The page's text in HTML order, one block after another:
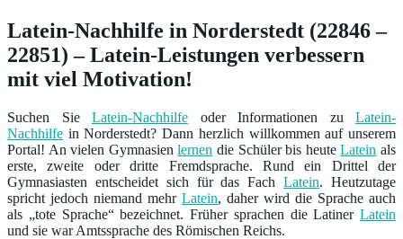
Latein-Nachhilfe in Norderstedt (22846 –
22851) – Latein-Leistungen verbessern
mit viel Motivation!
Suchen Sie Latein-Nachhilfe oder Informationen zu Latein-
Nachhilfe in Norderstedt? Dann herzlich willkommen auf unserem
Portal! An vielen Gymnasienlernen die Schüler bis heuteLatein als
erste, zweite oder dritte Fremdsprache. Rund ein Drittel der
Gymnasiasten entscheidet sich für das FachLatein. Heutzutage
spricht jedoch niemand mehr Latein, daher wird die Sprache auch
als „tote Sprache“ bezeichnet. Früher sprachen die Latiner Latein
und sie war Amtssprache des Römischen Reichs.